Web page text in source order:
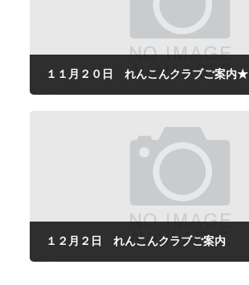
１１月２０日 れんこんクラブご案内★
１２月２日 れんこんクラブご案内